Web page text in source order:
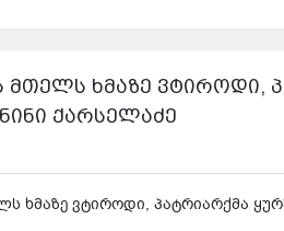
მთელს ხმაზე ვტიროდი,
ქარსელაძე
ხმაზე ვტიროდი, პატრიარქმა